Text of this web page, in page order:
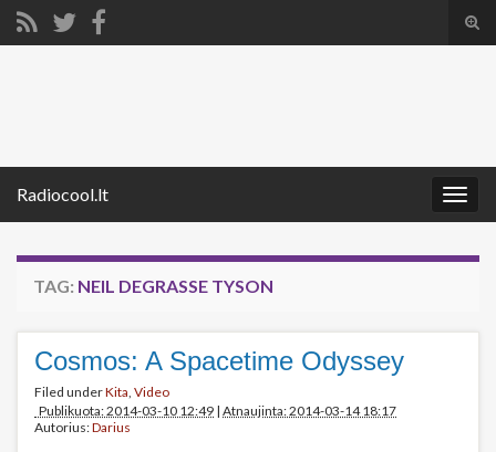
Radiocool.lt
TAG: NEIL DEGRASSE TYSON
Cosmos: A Spacetime Odyssey
Filed underKita, Video
Publikuota: 2014-03-10 12:49 | Atnaujinta: 2014-03-14 18:17
Autorius:Darius